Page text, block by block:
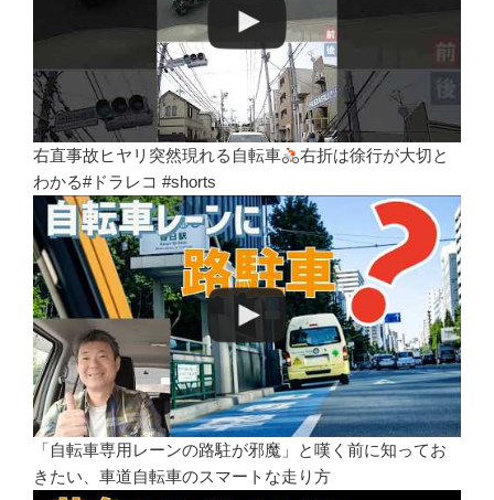
右直事故ヒヤリ突然現れる自転車
右折は徐行が大切と
わかる#ドラレコ #shorts
「自転車専用レーンの路駐が邪魔」と嘆く前に知ってお
きたい、車道自転車のスマートな走り方